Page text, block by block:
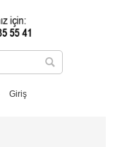
Giriş